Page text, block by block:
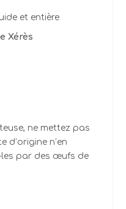
et entière
Xérès
ne mettez pas
d’origine n’en
par des œufs de